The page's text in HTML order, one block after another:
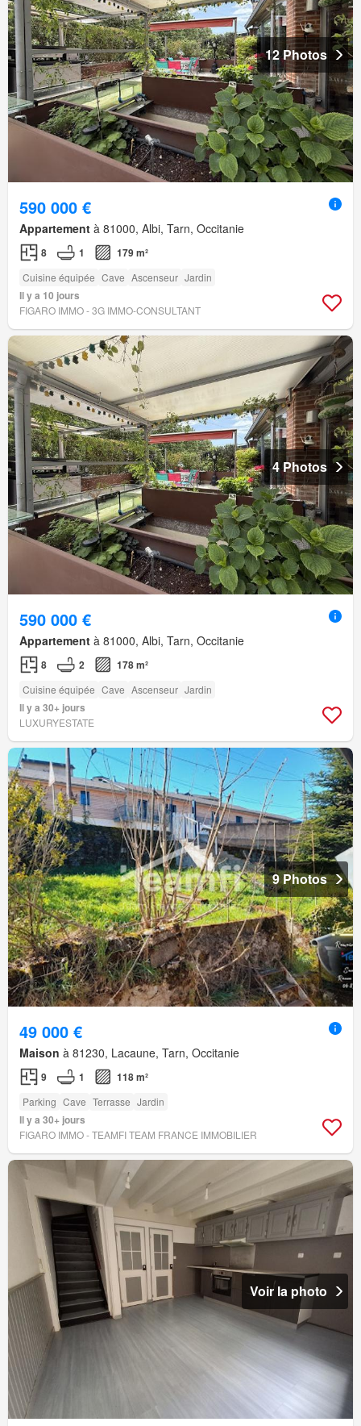
12 Photos
590 000 €
Appartement à 81000, Albi, Tarn, Occitanie
8 1 179 m²
Cuisine équipée Cave Ascenseur Jardin
Il y a 10 jours
FIGARO IMMO - 3G IMMO-CONSULTANT
4 Photos
590 000 €
Appartement à 81000, Albi, Tarn, Occitanie
8 2 178 m²
Cuisine équipée Cave Ascenseur Jardin
Il y a 30+ jours
LUXURYESTATE
9 Photos
49 000 €
Maison à 81230, Lacaune, Tarn, Occitanie
9 1 118 m²
Parking Cave Terrasse Jardin
Il y a 30+ jours
FIGARO IMMO - TEAMFI TEAM FRANCE IMMOBILIER
Voir la photo